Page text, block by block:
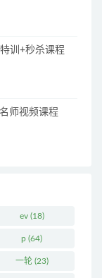
训+秒杀课程
师视频课程
ev(18)
p (64)
一轮(23)